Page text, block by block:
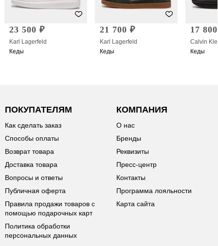
23 500 ₽
Karl Lagerfeld
Кеды
21 700 ₽
Karl Lagerfeld
Кеды
17
Calvin
Кеды
ПОКУПАТЕЛЯМ
Как сделать заказ
Способы оплаты
Возврат товара
Доставка товара
Вопросы и ответы
Публичная оферта
Правила продажи товаров с
помощью подарочных карт
Политика обработки
персональных данных
КОМПАНИЯ
О нас
Бренды
Реквизиты
Пресс-центр
Контакты
Программа лояльности
Карта сайта